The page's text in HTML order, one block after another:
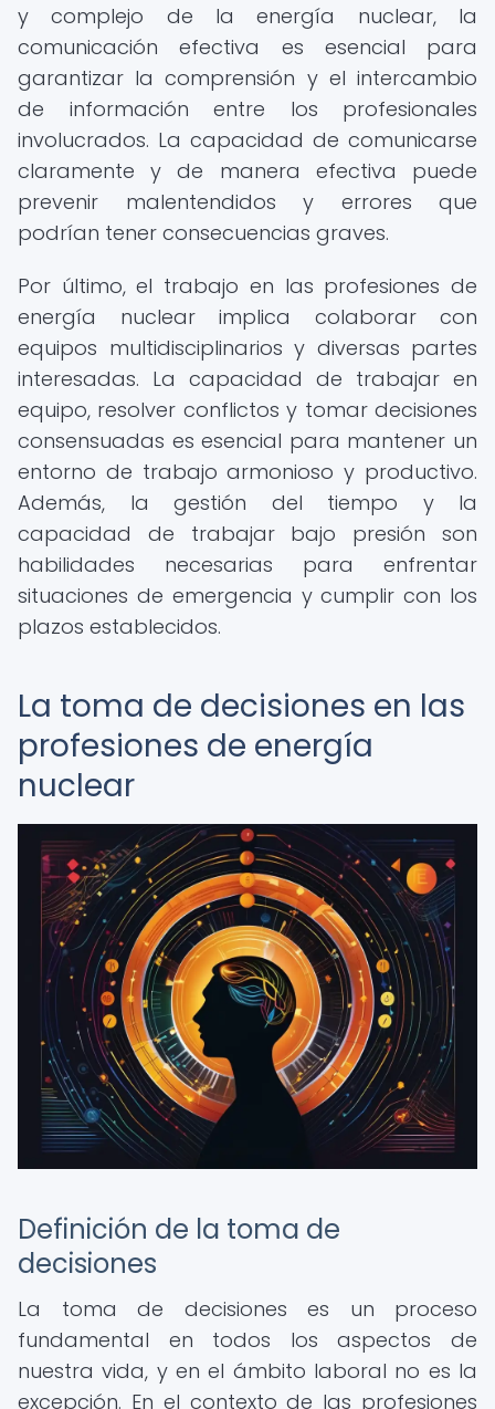
y complejo de la energía nuclear, la
comunicación efectiva es esencial para
garantizar la comprensión y el intercambio
de información entre los profesionales
involucrados. La capacidad de comunicarse
claramente y de manera efectiva puede
prevenir malentendidos y errores que
podrían tener consecuencias graves.
Por último, el trabajo en las profesiones de
energía nuclear implica colaborar con
equipos multidisciplinarios y diversas partes
interesadas. La capacidad de trabajar en
equipo, resolver conflictos y tomar decisiones
consensuadas es esencial para mantener un
entorno de trabajo armonioso y productivo.
Además, la gestión del tiempo y la
capacidad de trabajar bajo presión son
habilidades necesarias para enfrentar
situaciones de emergencia y cumplir con los
plazos establecidos.
La toma de decisiones en las
profesiones de energía
nuclear
Definición de la toma de
decisiones
La toma de decisiones es un proceso
fundamental en todos los aspectos de
nuestra vida, y en el ámbito laboral no es la
excepción. En el contexto de las profesiones